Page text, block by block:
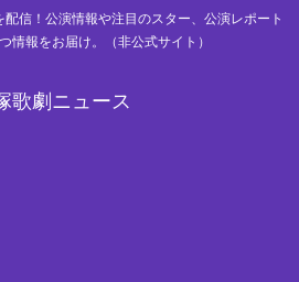
信！公演情報や注目のスター、公演レポート
情報をお届け。（非公式サイト）
歌劇ニュース